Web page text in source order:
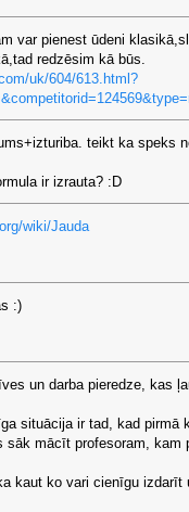
var pienest ūdeni
redzēsim kā būs.
uk/604/613.html?
teikt ka speks
ir izrauta? :D
wiki/Jauda
:)
un darba pieredze, kas
situācija ir tad, kad pirmā
sāk mācīt profesoram, kam
kaut ko vari cienīgu izdarīt